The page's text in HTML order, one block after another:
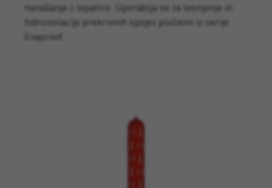
nanašanje z lopatico. Uporablja se za tesnjenje in
hidroizolacijo prekrivnih spojev pločevin iz serije
Evaproof.